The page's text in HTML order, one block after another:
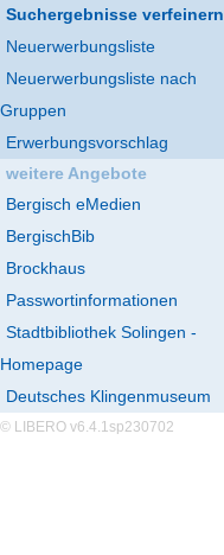
Suchergebnisse verfeinern
Neuerwerbungsliste
Neuerwerbungsliste nach
Gruppen
Erwerbungsvorschlag
weitere Angebote
Bergisch eMedien
BergischBib
Brockhaus
Passwortinformationen
Stadtbibliothek Solingen -
Homepage
Deutsches Klingenmuseum
© LIBERO v6.4.1sp230702